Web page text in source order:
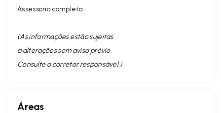
Assessoria completa
(As informações estão sujeitas
a alterações sem aviso prévio.
Consulte o corretor responsável. )
Áreas